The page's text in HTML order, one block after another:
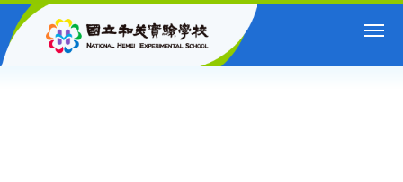
跳
到